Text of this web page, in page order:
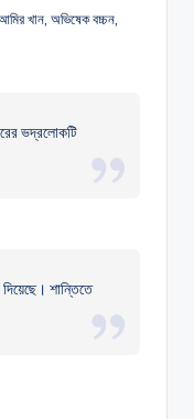
খান, অভিষেক বচ্চন,
ভদ্রলোকটি
শান্তিতে